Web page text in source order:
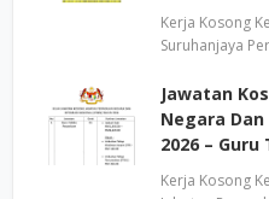
Kerja Kosong
Suruhanjaya
Jawatan
Negara
2026 –
Kerja Kosong